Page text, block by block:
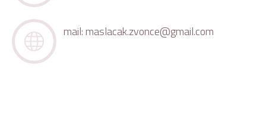
mail: maslacak.zvonce@gmail.com